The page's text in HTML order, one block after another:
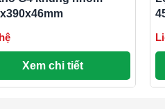
cao như thực phẩm
G3 và G4), loại bỏ được
Xem chi tiết